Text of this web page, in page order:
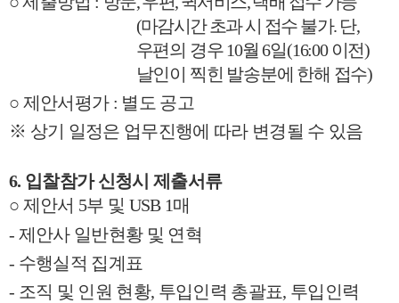
(마감시간 초과 시 접수 불가. 단,
우편의 경우10월6일(16:00 이전)
날인이 찍힌 발송분에 한해 접수)
○ 제안서평가 : 별도 공고
※ 상기 일정은 업무진행에 따라 변경될 수 있음
6. 입찰참가 신청시 제출서류
○ 제안서 5부 및 USB 1매
- 제안사 일반현황 및 연혁
- 수행실적 집계표
- 조직 및 인원 현황, 투입인력 총괄표, 투입인력